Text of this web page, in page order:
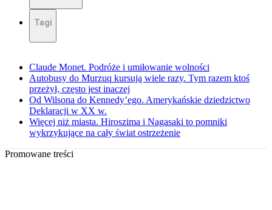
Tagi
Claude Monet. Podróże i umiłowanie wolności
Autobusy do Murzuq kursują wiele razy. Tym razem ktoś
przeżył, często jest inaczej
Od Wilsona do Kennedy’ego. Amerykańskie dziedzictwo
Deklaracji w XX w.
Więcej niż miasta. Hiroszima i Nagasaki to pomniki
wykrzykujące na cały świat ostrzeżenie
Promowane treści